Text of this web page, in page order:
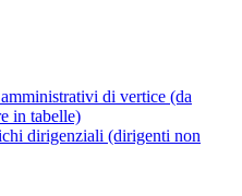
di vertice (da
in tabelle)
dirigenziali (dirigenti non